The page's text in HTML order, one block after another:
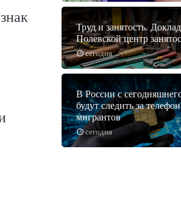
сегодня
Труд и занятость.
Полевской центр
сегодня
В России с
будут следить за
мигрантов